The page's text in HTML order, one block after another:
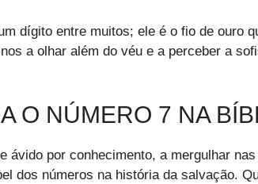
dígito entre muitos; ele é o fio de ouro
a olhar além do véu e a perceber a
O NÚMERO 7 NA
ávido por conhecimento, a mergulhar
dos números na história da salvação.